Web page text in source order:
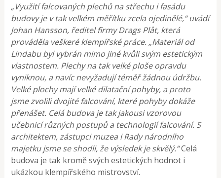
„Využití falcovaných plechů na střechu i fasádu
budovy je v tak velkém měřítku zcela ojedinělé,“ uvádí
Johan Hansson, ředitel firmy Drags Plåt, která
prováděla veškeré klempířské práce. „Materiál od
Lindabu byl vybrán mimo jiné kvůli svým estetickým
vlastnostem. Plechy na tak velké ploše opravdu
vyniknou, a navíc nevyžadují téměř žádnou údržbu.
Velké plochy mají velké dilatační pohyby, a proto
jsme zvolili dvojité falcování, které pohyby dokáže
přenášet. Celá budova je tak jakousi vzorovou
učebnicí různých postupů a technologií falcování. S
architektem, zástupci muzea i Rady národního
majetku jsme se shodli, že výsledek je skvělý.“Celá
budova je tak kromě svých estetických hodnot i
ukázkou klempířského mistrovství.